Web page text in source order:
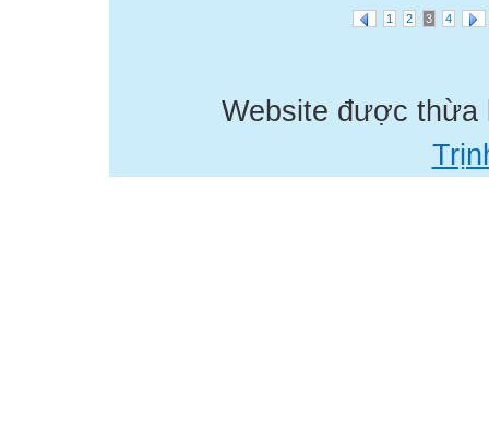
1 2 3 4
Website được